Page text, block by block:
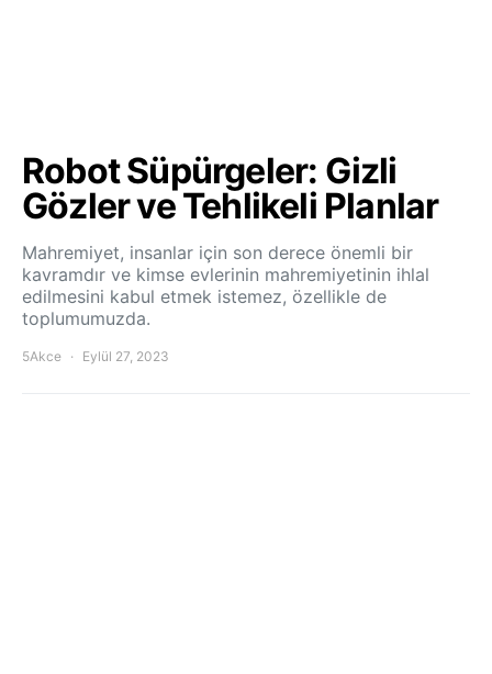
Robot Süpürgeler: Gizli
Gözler ve Tehlikeli Planlar
Mahremiyet, insanlar için son derece önemli bir
kavramdır ve kimse evlerinin mahremiyetinin ihlal
edilmesini kabul etmek istemez, özellikle de
toplumumuzda.
5Akce Eylül 27, 2023